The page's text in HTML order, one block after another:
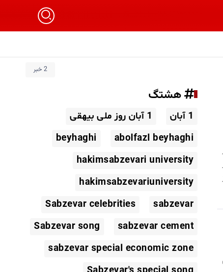
2 خبر
هشتگ
1 آبان
1 آبان روز ملی بیهقی
abolfazl beyhaghi
beyhaghi
hakimsabzevari university
hakimsabzevariuniversity
sabzevar
Sabzevar celebrities
sabzevar cement
Sabzevar song
sabzevar special economic zone